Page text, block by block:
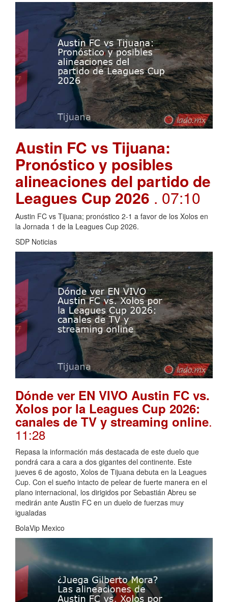
Austin FC vs Tijuana:
Pronóstico y posibles
alineaciones del partido de
Leagues Cup 2026 . 07:10
Austin FC vs Tijuana; pronóstico 2-1 a favor de los Xolos en
la Jornada 1 de la Leagues Cup 2026.
SDP Noticias
Dónde ver EN VIVO Austin FC vs.
Xolos por la Leagues Cup 2026:
canales de TV y streaming online.
11:28
Repasa la información más destacada de este duelo que
pondrá cara a cara a dos gigantes del continente. Este
jueves 6 de agosto, Xolos de Tijuana debuta en la Leagues
Cup. Con el sueño intacto de pelear de fuerte manera en el
plano internacional, los dirigidos por Sebastián Abreu se
medirán ante Austin FC en un duelo de fuerzas muy
igualadas
BolaVip Mexico